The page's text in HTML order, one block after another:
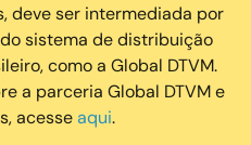
deve ser intermediada por
sistema de distribuição
como a Global DTVM.
a parceria Global DTVM e
acesseaqui.